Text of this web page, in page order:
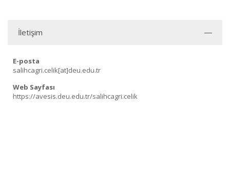
İletişim
E-posta
salihcagri.celik[at]deu.edu.tr
Web Sayfası
https://avesis.deu.edu.tr/salihcagri.celik